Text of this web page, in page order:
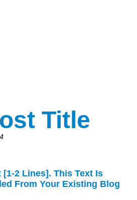
Title
2 Lines]. This Text Is
From Your Existing Blog